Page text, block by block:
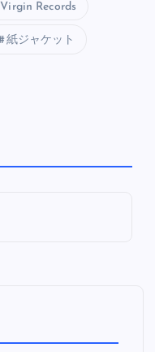
Virgin Records
紙ジャケット